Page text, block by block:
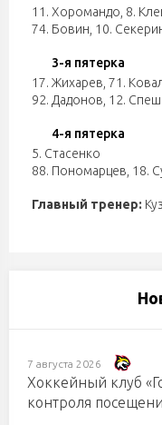
11. Хоромандо 8.
74. Бовин 10.
3-я пятерка
17. Жихарев 71.
92. Дадонов 12.
4-я пятерка
5. Стасенко
88. Пономарцев 18.
Главный тренер:
7 августа 2026
Хоккейный клуб
контроля